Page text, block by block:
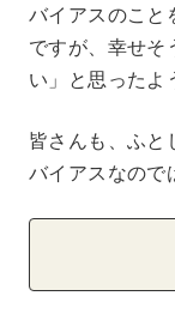
バイアスのこと
ですが、幸せそ
い」と思ったよ
皆さんも、ふと
バイアスなので